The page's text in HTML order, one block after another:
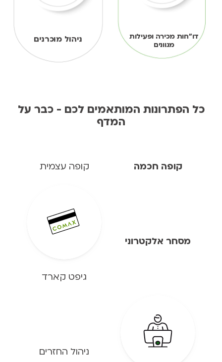
דו"חות מכירה ופעילות
מגוונים
ניהול מוכרנים
כל הפתרונות המותאמים לכם - כבר על
המדף
קופה חכמה קופה עצמית
מסחר אלקטרוני
גיפט קארד
ניהול החזרים